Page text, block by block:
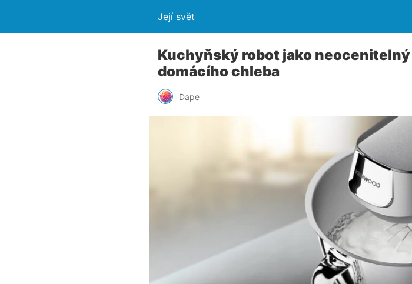
Její svět
Kuchyňský robot jako
domácího chleba
Dape